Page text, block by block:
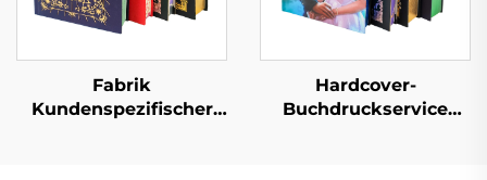
Fabrik
Kundenspezifischer
Hardcover-
Buchdruckservice